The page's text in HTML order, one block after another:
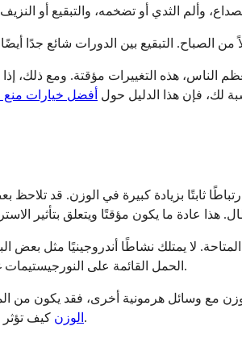
الناس، هذه التغييرات مؤقتة. ومع ذلك،
لك، فإن هذا الدليل حول أفضل خيارات منع
ثابتًا بزيادة كبيرة في الوزن. قد
لا يمتلك نشاطًا أندروجينيًا مثل
الحمل القائمة على النورجيستيمات غالبًا للنساء القلِقات بشأن حب الشباب أو البشرة الدهنية.
وسائل هرمونية أخرى، فقد يكون من
الوزن كيف تؤثر طرق الإعطاء والبروجستينات المختلفة على وزن الجسم.